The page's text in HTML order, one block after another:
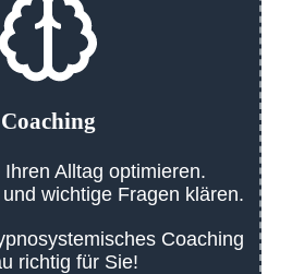
Coaching
Alltag optimieren.
wichtige Fragen klären.
Coaching
richtig für Sie!